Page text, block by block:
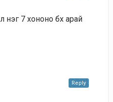
нэг 7 хононо бх арай
Reply